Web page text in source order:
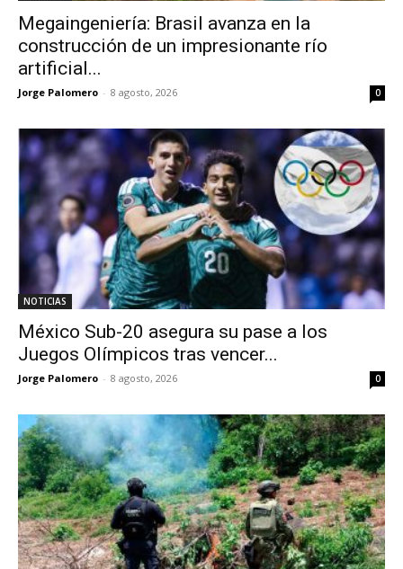
Megaingeniería: Brasil avanza en la
construcción de un impresionante río
artificial...
Jorge Palomero - 8 agosto, 2026 0
NOTICIAS
México Sub-20 asegura su pase a los
Juegos Olímpicos tras vencer...
Jorge Palomero - 8 agosto, 2026 0